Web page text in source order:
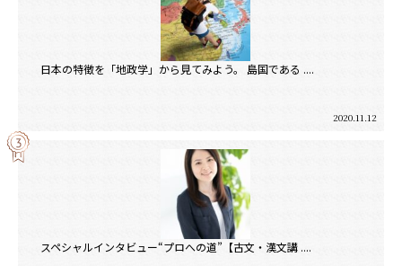
日本の特徴を「地政学」から見てみよう。 島国である ....
2020.11.12
スペシャルインタビュー“プロへの道”【古文・漢文講 ....